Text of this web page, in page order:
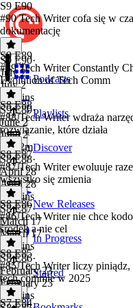
Podcasts
Playlists
Discover
New Releases
In Progress
Starred
S9 E90
#90 Tech Writer cofa się w
dokumentację
S9 E90·
July 2
July 2
37 mins
S9 E89
#89 Tech Writer Constantly
Evolution of Tech Comm
S9 E89·
June 2
June 2
1h 12m
S8 E88
#88 Tech Writer wdraża
rozwiązanie, które działa
S8 E88·
April 28
April 28
49 mins
S8 E87
#87 Tech Writer ewoluuje
wszystko się zmienia
S8 E87·
March 17
March 17
47 mins
S8 E86
#86 Tech Writer nie chce
środek a nie cel
S8 E86·
February 23
February 23
45 mins
S8 E85
#85 Tech Writer liczy
tech commie w 2025
S7 E84